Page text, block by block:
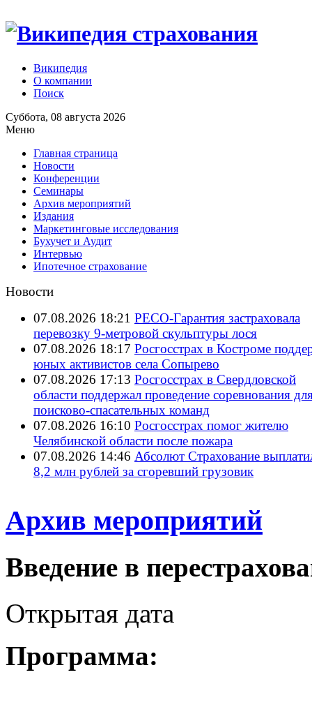
Википедия
О компании
Поиск
Суббота, 08 августа 2026
Меню
Главная страница
Новости
Конференции
Семинары
Архив мероприятий
Издания
Маркетинговые исследования
Бухучет и Аудит
Интервью
Ипотечное страхование
Новости
07.08.2026 18:21 РЕСО-Гарантия застраховала
перевозку 9-метровой скульптуры лося
07.08.2026 18:17 Росгосстрах в Костроме
юных активистов села Сопырево
07.08.2026 17:13 Росгосстрах в Свердловской
области поддержал проведение соревнования
поисково‑спасательных команд
07.08.2026 16:10 Росгосстрах помог жителю
Челябинской области после пожара
07.08.2026 14:46 Абсолют Страхование
8,2 млн рублей за сгоревший грузовик
Архив мероприятий
Введение в
Открытая дата
Программа: